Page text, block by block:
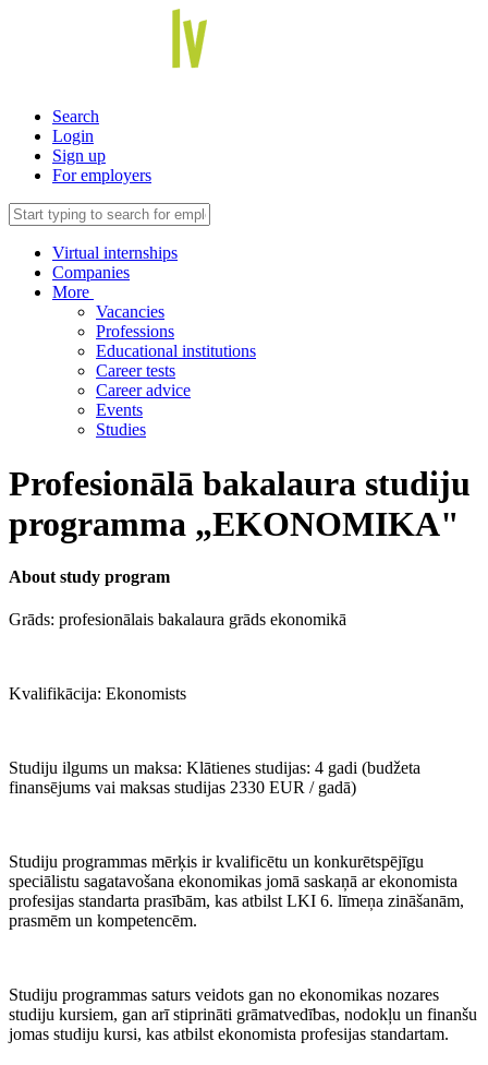
Search
Login
Sign up
For employers
Virtual internships
Companies
More
Vacancies
Professions
Educational institutions
Career tests
Career advice
Events
Studies
Profesionālā bakalaura studiju
programma „EKONOMIKA"
About study program
Grāds: profesionālais bakalaura grāds ekonomikā
Kvalifikācija: Ekonomists
Studiju ilgums un maksa: Klātienes studijas: 4 gadi (budžeta
finansējums vai maksas studijas 2330 EUR / gadā)
Studiju programmas mērķis ir kvalificētu un konkurētspējīgu
speciālistu sagatavošana ekonomikas jomā saskaņā ar ekonomista
profesijas standarta prasībām, kas atbilst LKI 6. līmeņa zināšanām,
prasmēm un kompetencēm.
Studiju programmas saturs veidots gan no ekonomikas nozares
studiju kursiem, gan arī stiprināti grāmatvedības, nodokļu un finanšu
jomas studiju kursi, kas atbilst ekonomista profesijas standartam.